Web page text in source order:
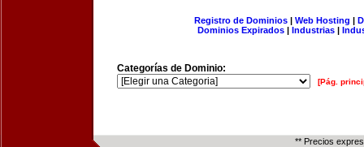
Registro de Dominios| Web Hosting |
Dominios Expirados | Industrias |
Categorías de Dominio:
[Pág.
** Precios